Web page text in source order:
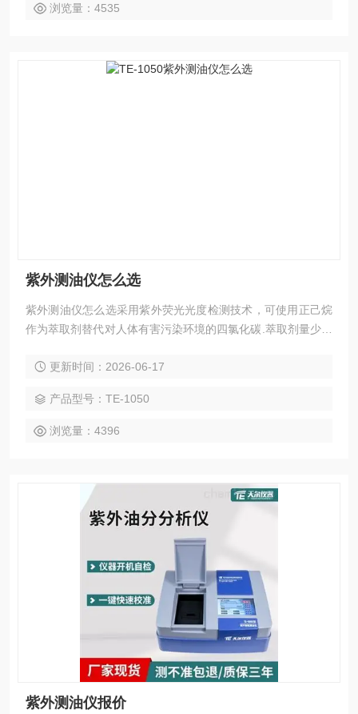
浏览量：4535
紫外测油仪怎么选
紫外测油仪怎么选采用紫外荧光光度检测技术，可使用正己烷
作为萃取剂替代对人体有害污染环境的四氯化碳.萃取剂量少，
能模块，一键式检测，内置热敏打印机，专用水质检测系统，
更新时间：2026-06-17
产品型号：TE-1050
浏览量：4396
紫外测油仪报价